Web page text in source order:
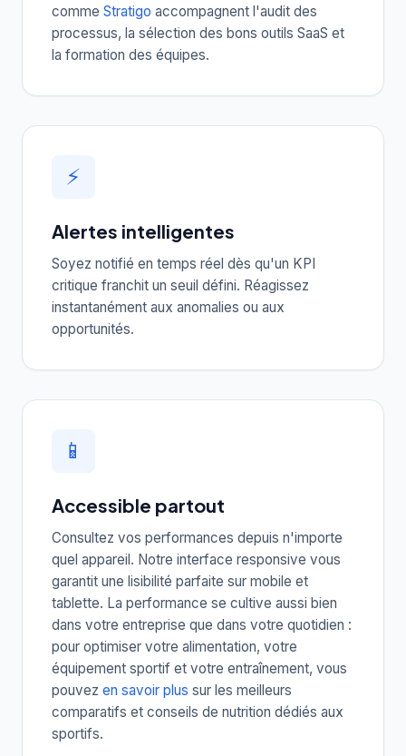
comme Stratigo accompagnent l'audit des
processus, la sélection des bons outils SaaS et
la formation des équipes.
⚡
Alertes intelligentes
Soyez notifié en temps réel dès qu'un KPI
critique franchit un seuil défini. Réagissez
instantanément aux anomalies ou aux
opportunités.
📱
Accessible partout
Consultez vos performances depuis n'importe
quel appareil. Notre interface responsive vous
garantit une lisibilité parfaite sur mobile et
tablette. La performance se cultive aussi bien
dans votre entreprise que dans votre quotidien :
pour optimiser votre alimentation, votre
équipement sportif et votre entraînement, vous
pouvez en savoir plus sur les meilleurs
comparatifs et conseils de nutrition dédiés aux
sportifs.